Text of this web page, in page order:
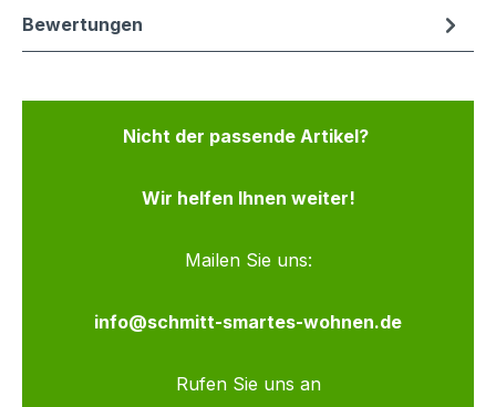
Bewertungen
Nicht der passende Artikel?
Wir helfen Ihnen weiter!
Mailen Sie uns:
info@schmitt-smartes-wohnen.de
Rufen Sie uns an